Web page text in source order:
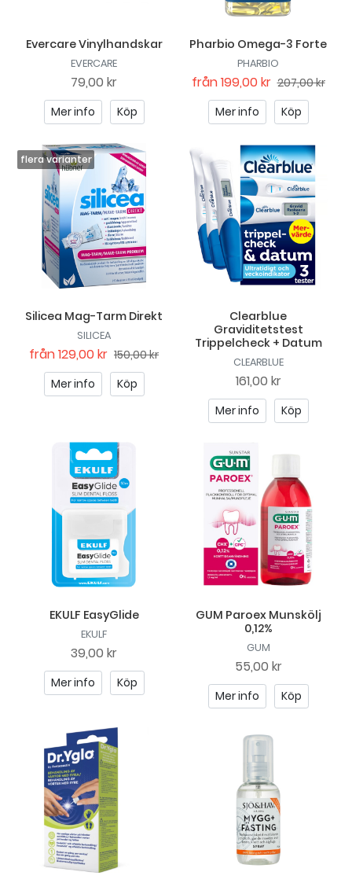
Evercare Vinylhandskar
EVERCARE
79,00 kr
Mer info Köp
Pharbio Omega-3 Forte
PHARBIO
från199,00 kr 207,00 kr
Mer info
Köp
Silicea Mag-Tarm Direkt
SILICEA
från129,00 kr 150,00 kr
Mer info
Köp
Clearblue
Graviditetstest
Trippelcheck + Datum
CLEARBLUE
161,00 kr
Mer info Köp
EKULF EasyGlide
EKULF
39,00 kr
Mer info Köp
GUM Paroex Munskölj
0,12%
GUM
55,00 kr
Mer info Köp